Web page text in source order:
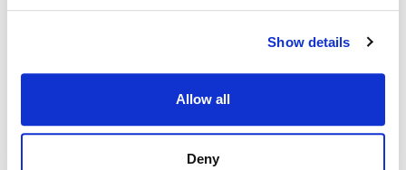
Show details
Allow all
Deny
Strand Properties,